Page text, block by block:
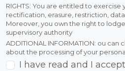
RIGHTS: You are entitled to exercise
rectification, erasure, restriction,
Moreover, you own the right to
supervisory authority
ADDITIONAL INFORMATION: ou
about the processing of your
I have read and I